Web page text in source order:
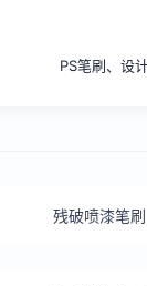
残破喷漆笔刷